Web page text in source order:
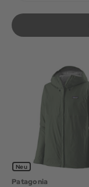
Neu
Patagonia